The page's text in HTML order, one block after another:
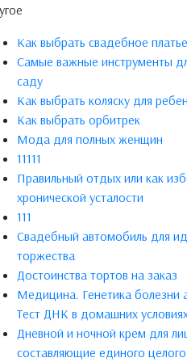
Как выбрать свадебное
Самые важные инструменты
саду
Как выбрать коляску для
Как выбрать орбитрек
Мода для полных женщин
11111
Правильный отдых или как
хронической усталости
111
Свадебный автомобиль для
торжества
Достоинства тортов на заказ
Медицина. Генетика болезни
Тест ДНК в домашних
Дневной и ночной крем для
составляющие единого целого